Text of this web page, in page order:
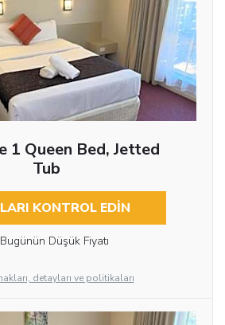
1 Queen Bed, Jetted
Tub
KONTROL EDIN
Bugünün Düşük Fiyatı
detayları ve politikaları